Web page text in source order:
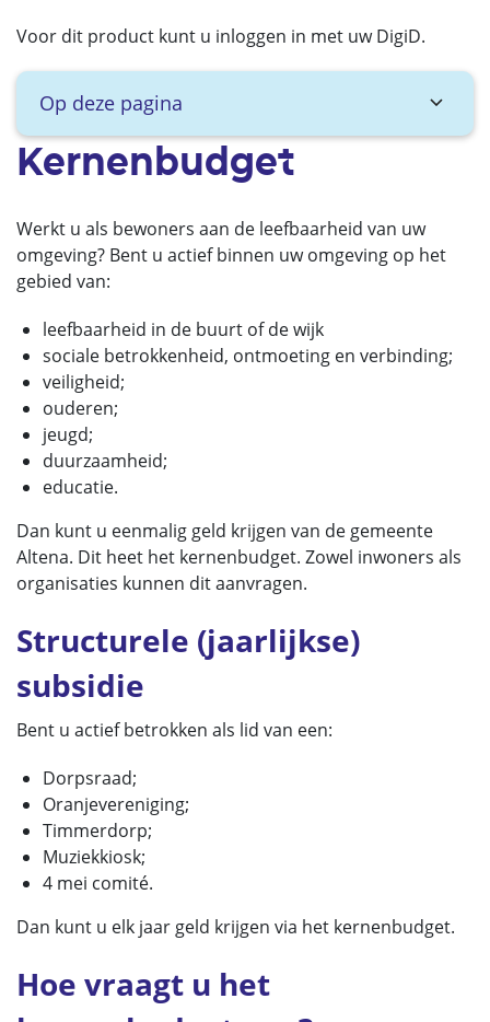
Kernenbudget
Werkt u als bewoners aan de leefbaarheid van uw
omgeving? Bent u actief binnen uw omgeving op het
gebied van:
leefbaarheid in de buurt of de wijk
sociale betrokkenheid, ontmoeting en verbinding;
veiligheid;
ouderen;
jeugd;
duurzaamheid;
educatie.
Dan kunt u eenmalig geld krijgen van de gemeente
Altena. Dit heet het kernenbudget. Zowel inwoners als
organisaties kunnen dit aanvragen.
Structurele (jaarlijkse)
subsidie
Bent u actief betrokken als lid van een:
Dorpsraad;
Oranjevereniging;
Timmerdorp;
Muziekkiosk;
4 mei comité.
Dan kunt u elk jaar geld krijgen via het kernenbudget.
Hoe vraagt u het
Voor dit product kunt u inloggen in met uw DigiD.
Op deze pagina